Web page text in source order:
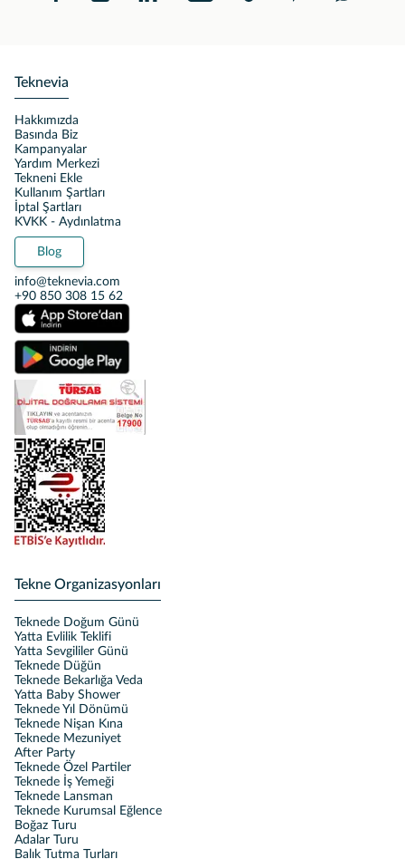
Teknevia
Hakkımızda
Basında Biz
Kampanyalar
Yardım Merkezi
Tekneni Ekle
Kullanım Şartları
İptal Şartları
KVKK - Aydınlatma
Blog
info@teknevia.com
+90 850 308 15 62
Tekne Organizasyonları
Teknede Doğum Günü
Yatta Evlilik Teklifi
Yatta Sevgililer Günü
Teknede Düğün
Teknede Bekarlığa Veda
Yatta Baby Shower
Teknede Yıl Dönümü
Teknede Nişan Kına
Teknede Mezuniyet
After Party
Teknede Özel Partiler
Teknede İş Yemeği
Teknede Lansman
Teknede Kurumsal Eğlence
Boğaz Turu
Adalar Turu
Balık Tutma Turları